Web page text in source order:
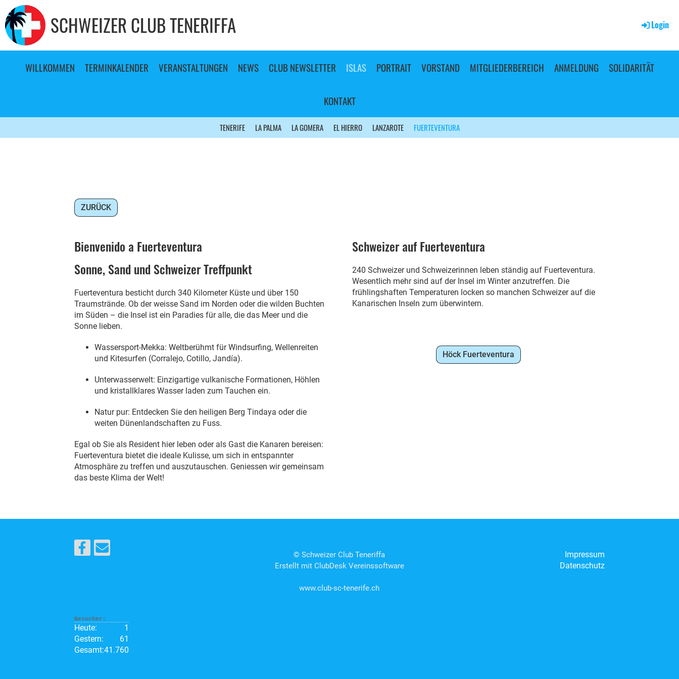
SCHWEIZER CLUB TENERIFFA Login
WILLKOMMEN TERMINKALENDER VERANSTALTUNGEN NEWS CLUB NEWSLETTER ISLAS PORTRAIT VORSTAND MITGLIEDERBEREICH ANMELDUNG SOLIDARITÄT
KONTAKT
TENERIFE LA PALMA LA GOMERA EL HIERRO LANZAROTE FUERTEVENTURA
ZURÜCK
Bienvenido a Fuerteventura
Sonne, Sand und Schweizer Treffpunkt
Fuerteventura besticht durch 340 Kilometer Küste und über 150
Traumstrände. Ob der weisse Sand im Norden oder die wilden Buchten
im Süden – die Insel ist ein Paradies für alle, die das Meer und die
Sonne lieben.
Wassersport-Mekka: Weltberühmt für Windsurfing, Wellenreiten
und Kitesurfen (Corralejo, Cotillo, Jandía).
Unterwasserwelt: Einzigartige vulkanische Formationen, Höhlen
und kristallklares Wasser laden zum Tauchen ein.
Natur pur: Entdecken Sie den heiligen Berg Tindaya oder die
weiten Dünenlandschaften zu Fuss.
Egal ob Sie als Resident hier leben oder als Gast die Kanaren bereisen:
Fuerteventura bietet die ideale Kulisse, um sich in entspannter
Atmosphäre zu treffen und auszutauschen. Geniessen wir gemeinsam
das beste Klima der Welt!
Schweizer auf Fuerteventura
240 Schweizer und Schweizerinnen leben ständig auf Fuerteventura.
Wesentlich mehr sind auf der Insel im Winter anzutreffen. Die
frühlingshaften Temperaturen locken so manchen Schweizer auf die
Kanarischen Inseln zum überwintern.
Höck Fuerteventura
© Schweizer Club Teneriffa
Erstellt mit ClubDesk Vereinssoftware
www.club-sc-tenerife.ch
Impressum
Datenschutz
Besucher:
Heute:
1
Gestern:
61
Gesamt:41.760